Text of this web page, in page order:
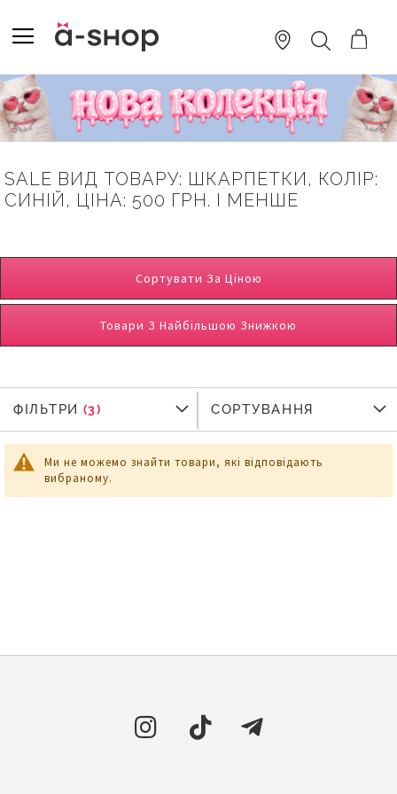
TO
CONTENT
ПОШУК
SALE ВИД ТОВАРУ: ШКАРПЕТКИ, КОЛІР:
СИНІЙ, ЦІНА: 500 ГРН. І МЕНШЕ
Сортувати За Ціною
Товари З Найбільшою Знижкою
Ми не можемо знайти товари, які відповідають
вибраному.
ФІЛЬТРИ
ФІЛЬТРИ СОРТУВАННЯ